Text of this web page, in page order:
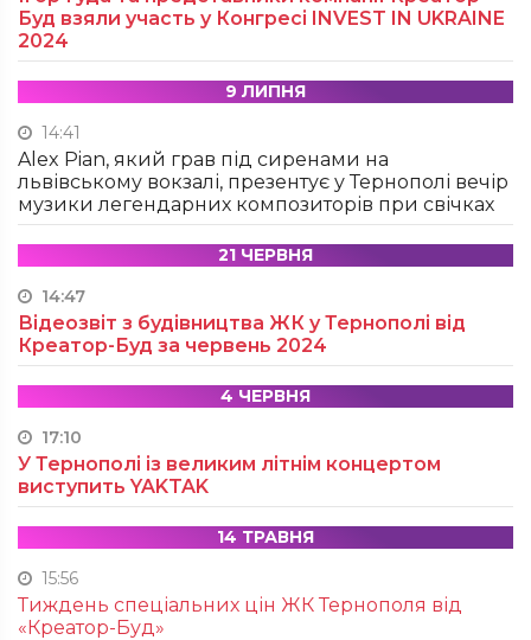
Буд взяли участь у Конгресі INVEST IN UKRAINE
2024
9 ЛИПНЯ
14:41
Alex Pian, який грав під сиренами на
львівському вокзалі, презентує у Тернополі вечір
музики легендарних композиторів при свічках
21 ЧЕРВНЯ
14:47
Відеозвіт з будівництва ЖК у Тернополі від
Креатор-Буд за червень 2024
4 ЧЕРВНЯ
17:10
У Тернополі із великим літнім концертом
виступить YAKTAK
14 ТРАВНЯ
15:56
Тиждень спеціальних цін ЖК Тернополя від
«Креатор-Буд»